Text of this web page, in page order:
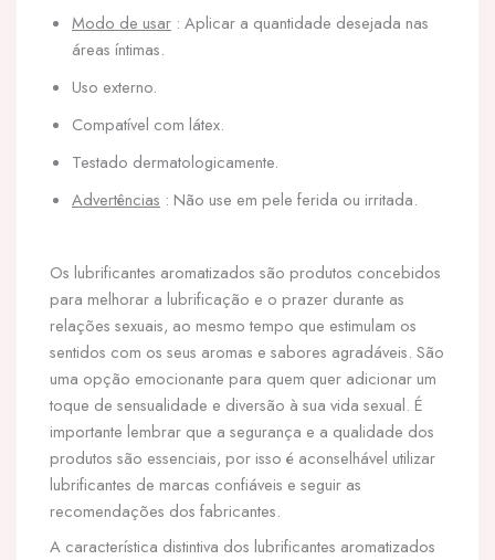
Modo de usar : Aplicar a quantidade desejada nas
áreas íntimas.
Uso externo.
Compatível com látex.
Testado dermatologicamente.
Advertências : Não use em pele ferida ou irritada.
Os lubrificantes aromatizados são produtos concebidos
para melhorar a lubrificação e o prazer durante as
relações sexuais, ao mesmo tempo que estimulam os
sentidos com os seus aromas e sabores agradáveis. São
uma opção emocionante para quem quer adicionar um
toque de sensualidade e diversão à sua vida sexual. É
importante lembrar que a segurança e a qualidade dos
produtos são essenciais, por isso é aconselhável utilizar
lubrificantes de marcas confiáveis e seguir as
recomendações dos fabricantes.
A característica distintiva dos lubrificantes aromatizados